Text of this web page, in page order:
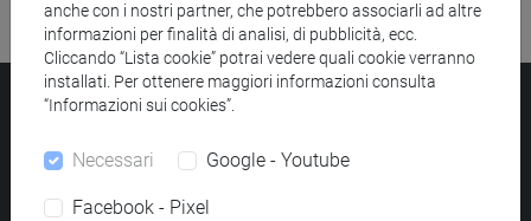
Università Ca’ Foscari
PECprotocollo@pec.unive.it
anche con i nostri partner, che potrebbero associarli ad altre
informazioni per finalità di analisi, di pubblicità, ecc.
Cliccando “Lista cookie” potrai vedere quali cookie verranno
installati. Per ottenere maggiori informazioni consulta
“Informazioni sui cookies”.
Necessari Google - Youtube
Facebook - Pixel